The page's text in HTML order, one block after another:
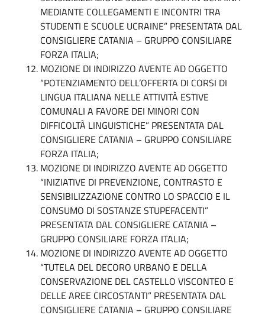
MEDIANTE COLLEGAMENTI E INCONTRI TRA
STUDENTI E SCUOLE UCRAINE” PRESENTATA DAL
CONSIGLIERE CATANIA – GRUPPO CONSILIARE
FORZA ITALIA;
MOZIONE DI INDIRIZZO AVENTE AD OGGETTO
“POTENZIAMENTO DELL’OFFERTA DI CORSI DI
LINGUA ITALIANA NELLE ATTIVITÀ ESTIVE
COMUNALI A FAVORE DEI MINORI CON
DIFFICOLTÀ LINGUISTICHE” PRESENTATA DAL
CONSIGLIERE CATANIA – GRUPPO CONSILIARE
FORZA ITALIA;
MOZIONE DI INDIRIZZO AVENTE AD OGGETTO
“INIZIATIVE DI PREVENZIONE, CONTRASTO E
SENSIBILIZZAZIONE CONTRO LO SPACCIO E IL
CONSUMO DI SOSTANZE STUPEFACENTI”
PRESENTATA DAL CONSIGLIERE CATANIA –
GRUPPO CONSILIARE FORZA ITALIA;
MOZIONE DI INDIRIZZO AVENTE AD OGGETTO
“TUTELA DEL DECORO URBANO E DELLA
CONSERVAZIONE DEL CASTELLO VISCONTEO E
DELLE AREE CIRCOSTANTI” PRESENTATA DAL
CONSIGLIERE CATANIA – GRUPPO CONSILIARE